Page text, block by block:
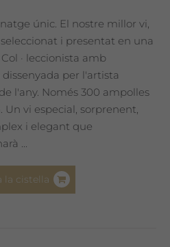
únic. El nostre millor vi,
i presentat en una
· leccionista amb
per l'artista
l'any. Només 300 ampolles
Un vi especial, sorprenent,
i elegant que
...
la cistella